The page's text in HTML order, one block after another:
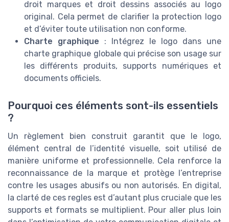
droit marques et droit dessins associés au logo
original. Cela permet de clarifier la protection logo
et d’éviter toute utilisation non conforme.
Charte graphique : Intégrez le logo dans une
charte graphique globale qui précise son usage sur
les différents produits, supports numériques et
documents officiels.
Pourquoi ces éléments sont-ils essentiels
?
Un règlement bien construit garantit que le logo,
élément central de l’identité visuelle, soit utilisé de
manière uniforme et professionnelle. Cela renforce la
reconnaissance de la marque et protège l’entreprise
contre les usages abusifs ou non autorisés. En digital,
la clarté de ces regles est d’autant plus cruciale que les
supports et formats se multiplient. Pour aller plus loin